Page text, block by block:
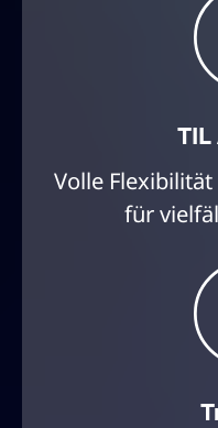
TIL
Volle
für